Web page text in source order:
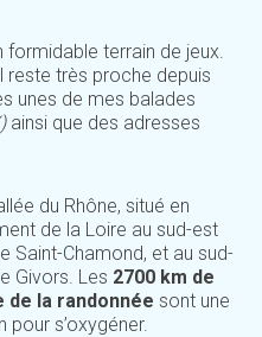
formidable terrain de jeux.
reste très proche depuis
unes de mes balades
ainsi que des adresses
du Rhône, situé en
de la Loire au sud-est
Saint-Chamond, et au sud-
Givors. Les 2700 km de
de la randonnée sont une
pour s’oxygéner.